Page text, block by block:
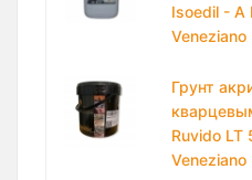
Isoedil - A
Veneziano
Грунт
Ruvido LT
Veneziano